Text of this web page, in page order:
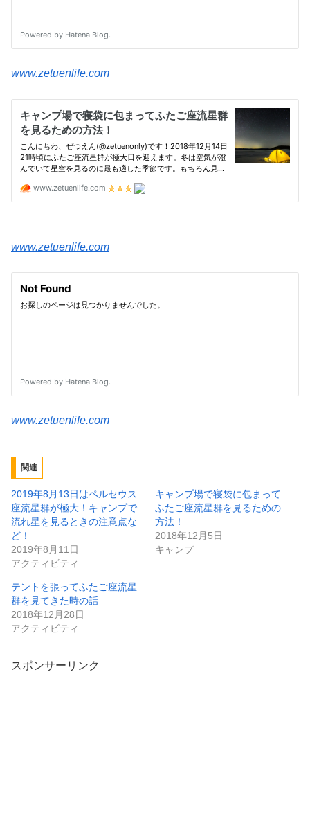
www.zetuenlife.com
www.zetuenlife.com
www.zetuenlife.com
関連
2019年8月13日はペルセウス
座流星群が極大！キャンプで
流れ星を見るときの注意点な
ど！
2019年8月11日
アクティビティ
キャンプ場で寝袋に包まって
ふたご座流星群を見るための
方法！
2018年12月5日
キャンプ
テントを張ってふたご座流星
群を見てきた時の話
2018年12月28日
アクティビティ
スポンサーリンク